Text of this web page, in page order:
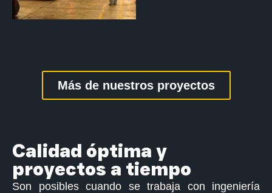
Más de nuestros proyectos
Calidad óptima y
proyectos a tiempo
Son posibles cuando se trabaja con ingeniería